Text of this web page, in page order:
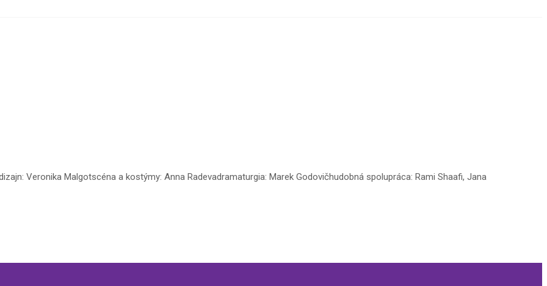
Veronika Malgotscéna a kostýmy: Anna Radevadramaturgia: Marek Godovičhudobná spolupráca: Rami Shaafi, Jana